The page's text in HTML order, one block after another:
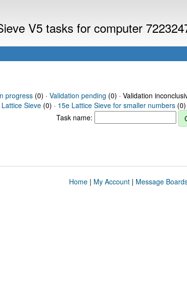
V5 tasks for computer
progress(0) · Validation pending (0) · Validation
Sieve (0) · 15e Lattice Sieve for smaller numbers (0)
Task name:
Home| My Account| Message